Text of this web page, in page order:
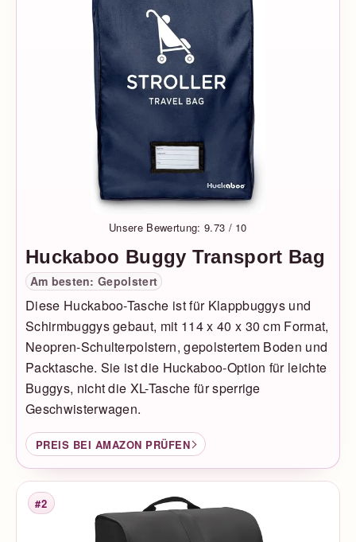
Unsere Bewertung: 9.73 / 10
Huckaboo Buggy Transport Bag
Am besten: Gepolstert
Diese Huckaboo-Tasche ist für Klappbuggys und
Schirmbuggys gebaut, mit 114 x 40 x 30 cm Format,
Neopren-Schulterpolstern, gepolstertem Boden und
Packtasche. Sie ist die Huckaboo-Option für leichte
Buggys, nicht die XL-Tasche für sperrige
Geschwisterwagen.
PREIS BEI AMAZON PRÜFEN
Platzierung
#2